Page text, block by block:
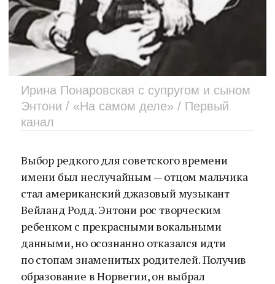
Ирина Понаровская с супругом и сыном
Энтони / «На самом деле» / Первый
канал
Выбор редкого для советского времени
имени был неслучайным — отцом мальчика
стал американский джазовый музыкант
Вейланд Родд. Энтони рос творческим
ребенком с прекрасными вокальными
данными, но осознанно отказался идти
по стопам знаменитых родителей. Получив
образование в Норвегии, он выбрал